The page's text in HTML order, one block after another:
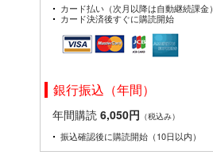
カード払い（次月以降は自動継続課金）
カード決済後すぐに購読開始
銀行振込（年間）
年間購読 6,050円 （税込み）
振込確認後に購読開始（10日以内）